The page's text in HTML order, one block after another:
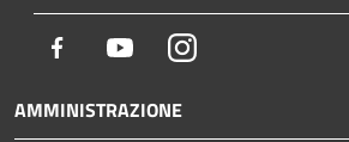
Facebook YoutubeInstagram
AMMINISTRAZIONE